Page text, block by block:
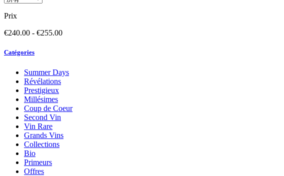
Prix
€240.00 - €255.00
Catégories
Summer Days
Révélations
Prestigieux
Millésimes
Coup de Coeur
Second Vin
Vin Rare
Grands Vins
Collections
Bio
Primeurs
Offres